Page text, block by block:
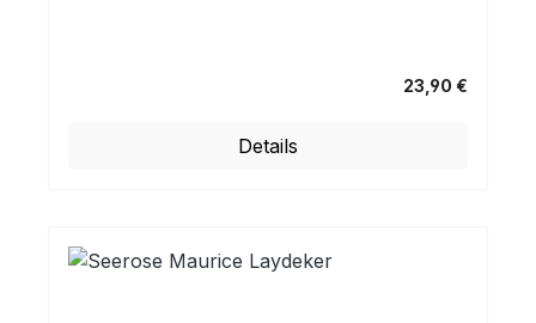
23,90 €
Details